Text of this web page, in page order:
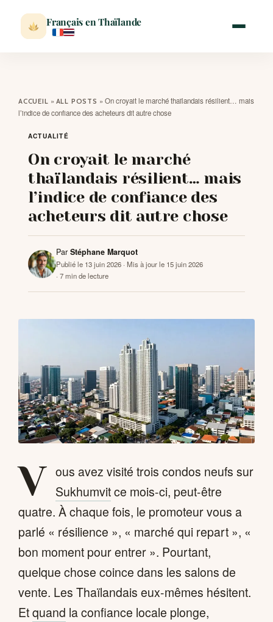
Français en Thaïlande
VISITER
MÉTÉO
EXPATRIATION
BLOG
ACCUEIL » ALL POSTS » On croyait le marché thaïlandais résilient… mais
l’indice de confiance des acheteurs dit autre chose
ACTUALITÉ
On croyait le marché
thaïlandais résilient… mais
l’indice de confiance des
acheteurs dit autre chose
Par Stéphane Marquot
Publié le 13 juin 2026 · Mis à jour le 15 juin 2026
· 7 min de lecture
V ous avez visité trois condos neufs sur
Sukhumvitce mois-ci, peut-être
quatre. À chaque fois, le promoteur vous a
parlé « résilience », « marché qui repart », «
bon moment pour entrer ». Pourtant,
quelque chose coince dans les salons de
vente. Les Thaïlandais eux-mêmes hésitent.
Etquand la confiance locale plonge,